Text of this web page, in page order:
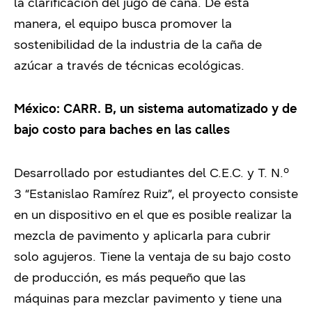
la clarificación del jugo de caña. De esta
manera, el equipo busca promover la
sostenibilidad de la industria de la caña de
azúcar a través de técnicas ecológicas.
México: CARR. B, un sistema automatizado y de
bajo costo para baches en las calles
Desarrollado por estudiantes del C.E.C. y T. N.º
3 “Estanislao Ramírez Ruiz”, el proyecto consiste
en un dispositivo en el que es posible realizar la
mezcla de pavimento y aplicarla para cubrir
solo agujeros. Tiene la ventaja de su bajo costo
de producción, es más pequeño que las
máquinas para mezclar pavimento y tiene una